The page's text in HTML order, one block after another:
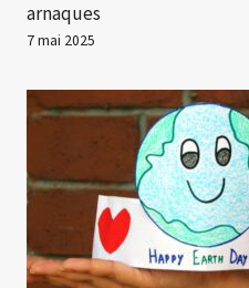
arnaques
7 mai 2025